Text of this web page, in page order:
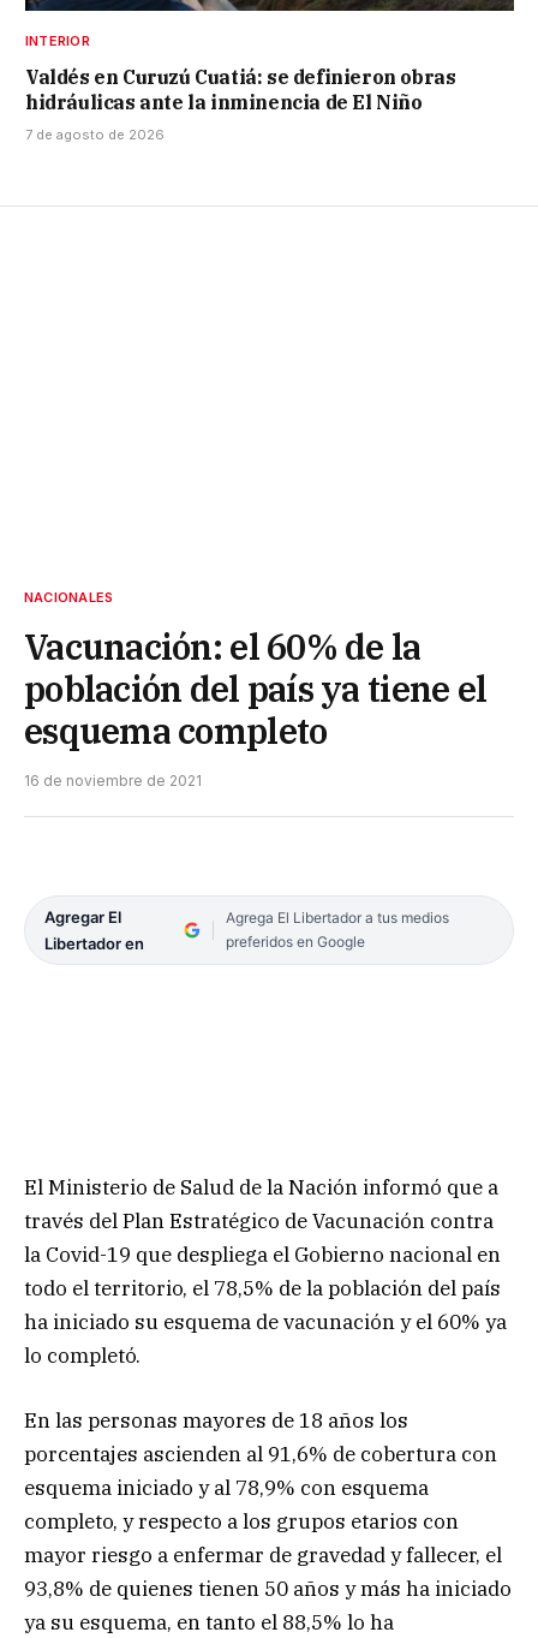
INTERIOR
Valdés en Curuzú Cuatiá: se definieron obras
hidráulicas ante la inminencia de El Niño
7 de agosto de 2026
NACIONALES
Vacunación: el 60% de la
población del país ya tiene el
esquema completo
16 de noviembre de 2021
Agregar El
Libertador en
Agrega El Libertador a tus medios
preferidos en Google
El Ministerio de Salud de la Nación informó que a
través del Plan Estratégico de Vacunación contra
la Covid-19 que despliega el Gobierno nacional en
todo el territorio, el 78,5% de la población del país
ha iniciado su esquema de vacunación y el 60% ya
lo completó.
En las personas mayores de 18 años los
porcentajes ascienden al 91,6% de cobertura con
esquema iniciado y al 78,9% con esquema
completo, y respecto a los grupos etarios con
mayor riesgo a enfermar de gravedad y fallecer, el
93,8% de quienes tienen 50 años y más ha iniciado
ya su esquema, en tanto el 88,5% lo ha